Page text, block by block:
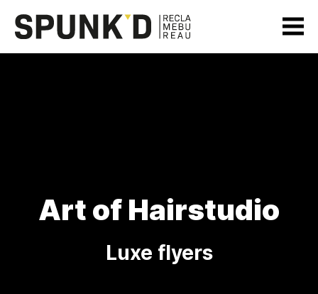
Art of Hairstudio
Luxe flyers